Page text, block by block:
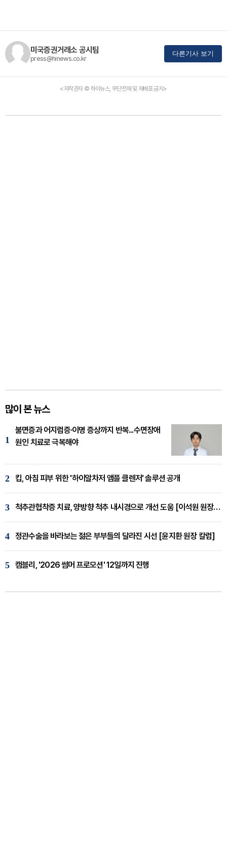
미국증권거래소 공시팀
press@hinews.co.kr
다른기사 보기
<저작권자 © 하이뉴스, 무단전재 및 재배포 금지>
많이 본 뉴스
1
불면증과 어지럼증·이명 증상까지 반복...수면장애
원인 치료로 극복해야
2 킵, 아침 피부 위한 '하이알차저 앰플 클렌저' 솔루션 공개
3 척추관협착증 치료, 양방향 척추 내시경으로 개선 도움 [이석원 원장 칼럼]
4 정관수술을 바라보는 젊은 부부들의 달라진 시선 [윤지환 원장 칼럼]
5 캠블리, '2026 썸머 프로모션' 12일까지 진행